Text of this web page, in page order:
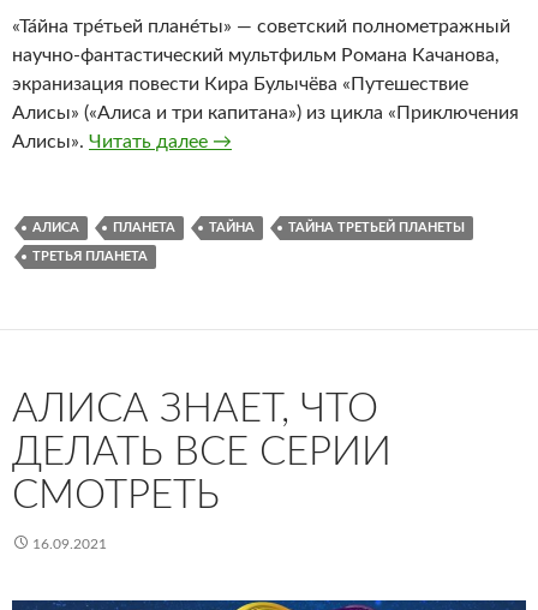
«Та́йна тре́тьей плане́ты» — советский полнометражный
научно-фантастический мультфильм Романа Качанова,
экранизация повести Кира Булычёва «Путешествие
Алисы» («Алиса и три капитана») из цикла «Приключения
Алисы». Читать далее Тайна третьей планеты (1981) —
→
АЛИСА ПЛАНЕТА ТАЙНА ТАЙНА ТРЕТЬЕЙ ПЛАНЕТЫ
ТРЕТЬЯ ПЛАНЕТА
АЛИСА ЗНАЕТ, ЧТО
ДЕЛАТЬ ВСЕ СЕРИИ
СМОТРЕТЬ
16.09.2021